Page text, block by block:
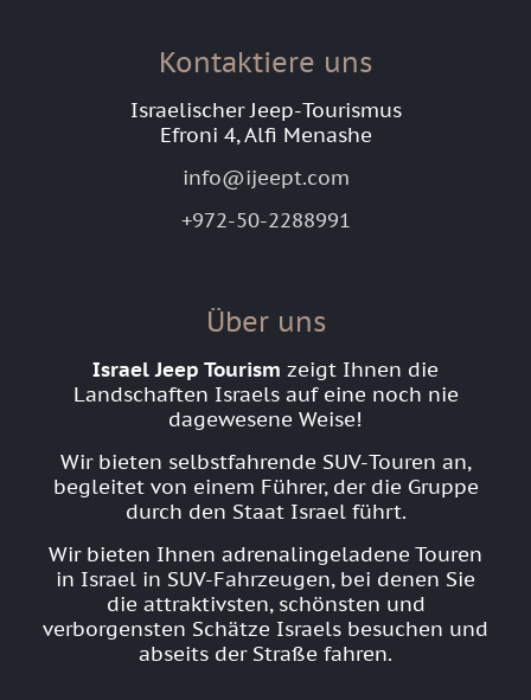
Kontaktiere uns
Israelischer Jeep-Tourismus
Efroni 4, Alfi Menashe
info@ijeept.com
+972-50-2288991
Über uns
Israel Jeep Tourism zeigt Ihnen die
Landschaften Israels auf eine noch nie
dagewesene Weise!
Wir bieten selbstfahrende SUV-Touren an,
begleitet von einem Führer, der die Gruppe
durch den Staat Israel führt.
Wir bieten Ihnen adrenalingeladene Touren
in Israel in SUV-Fahrzeugen, bei denen Sie
die attraktivsten, schönsten und
verborgensten Schätze Israels besuchen und
abseits der Straße fahren.